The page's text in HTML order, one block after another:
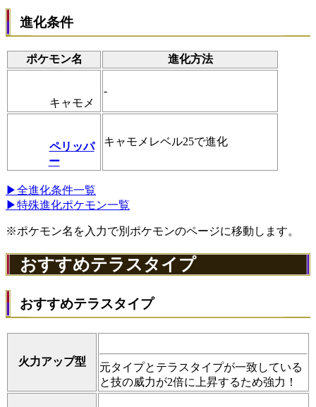
進化条件
ポケモン名 進化方法
キャモメ
-
ペリッパ
ー
キャモメレベル25で進化
▶全進化条件一覧
▶特殊進化ポケモン一覧
※ポケモン名を入力で別ポケモンのページに移動します。
おすすめテラスタイプ
おすすめテラスタイプ
火力アップ型
元タイプとテラスタイプが一致している
と技の威力が2倍に上昇するため強力！